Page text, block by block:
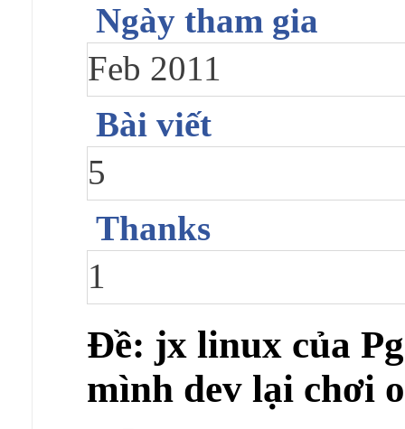
Ngày tham gia
Feb 2011
Bài viết
5
Thanks
1
Ðề: jx linux của
mình dev lại chơi